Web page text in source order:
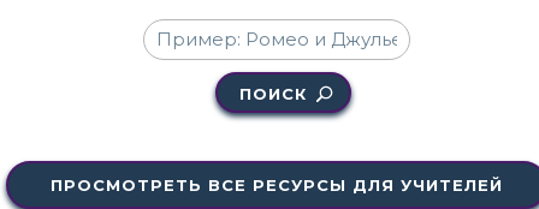
ПОИСК
ПРОСМОТРЕТЬ ВСЕ РЕСУРСЫ ДЛЯ УЧИТЕЛЕЙ